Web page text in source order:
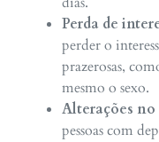
Perda de
perder o
prazerosas,
mesmo o sexo.
Alterações no
pessoas com